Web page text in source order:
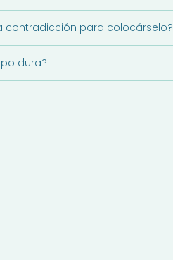
contradicción para colocárselo?
dura?